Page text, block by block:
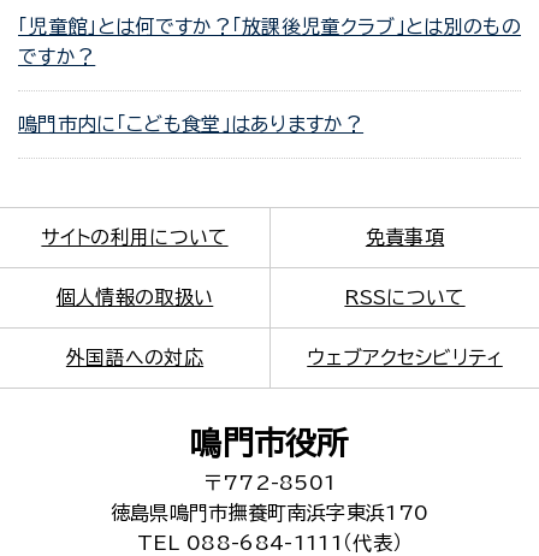
「児童館」とは何ですか？「放課後児童クラブ」とは別のもの
ですか？
鳴門市内に「こども食堂」はありますか？
サイトの利用について 免責事項
個人情報の取扱い RSSについて
外国語への対応 ウェブアクセシビリティ
鳴門市役所
〒772-8501
徳島県鳴門市撫養町南浜字東浜170
TEL 088-684-1111（代表）